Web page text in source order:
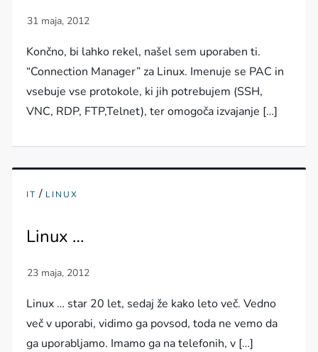
Končno, bi lahko rekel, našel sem uporaben ti.
“Connection Manager” za Linux. Imenuje se PAC in
vsebuje vse protokole, ki jih potrebujem (SSH,
VNC, RDP, FTP,Telnet), ter omogoča izvajanje […]
IT / LINUX
Linux …
Linux … star 20 let, sedaj že kako leto več. Vedno
več v uporabi, vidimo ga povsod, toda ne vemo da
ga uporabljamo. Imamo ga na telefonih, v […]